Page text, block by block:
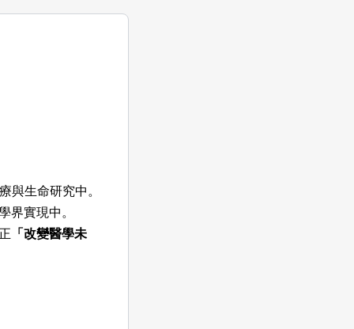
與生命研究中。
界實現中。
「改變醫學未